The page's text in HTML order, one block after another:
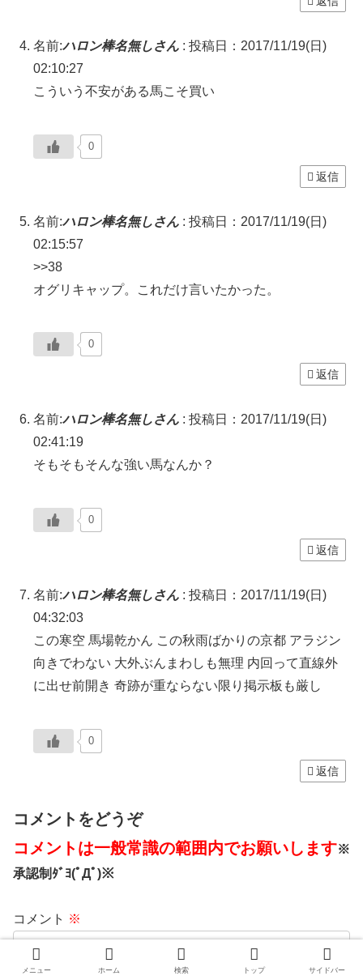
名前:ハロン棒名無しさん : 投稿日：2017/11/19(日)
02:10:27
こういう不安がある馬こそ買い
0
返信
名前:ハロン棒名無しさん : 投稿日：2017/11/19(日)
02:15:57
>>38
オグリキャップ。これだけ言いたかった。
0
返信
名前:ハロン棒名無しさん : 投稿日：2017/11/19(日)
02:41:19
そもそもそんな強い馬なんか？
0
返信
名前:ハロン棒名無しさん : 投稿日：2017/11/19(日)
04:32:03
この寒空 馬場乾かん この秋雨ばかりの京都 アラジン
向きでわない 大外ぶんまわしも無理 内回って直線外
に出せ前開き 奇跡が重ならない限り掲示板も厳し
0
返信
コメントをどうぞ
コメントは一般常識の範囲内でお願いします※
承認制ﾀﾞﾖ(ﾟДﾟ)※
コメント ※
メニュー ホーム 検索 トップ サイドバー